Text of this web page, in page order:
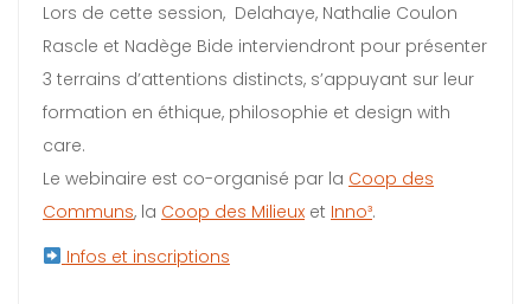
Lors de cette session, Delahaye, Nathalie Coulon
Rascle et Nadège Bide interviendront pour présenter
3 terrains d’attentions distincts, s’appuyant sur leur
formation en éthique, philosophie et design with
care.
Le webinaire est co-organisé par la Coop des
Communs, la Coop des Milieux et Inno³.
Infos et inscriptions